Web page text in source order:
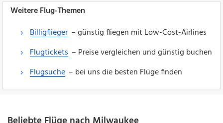
Weitere Flug-Themen
Billigflieger – günstig fliegen mit Low-Cost-Airlines
Flugtickets – Preise vergleichen und günstig buchen
Flugsuche – bei uns die besten Flüge finden